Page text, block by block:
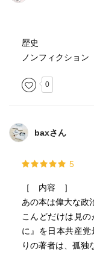
歴史
ノンフィクション
0
baxさん
5
［ 内容 ］
あの本は偉大な政
こんどだけは見
に』を日本共産
りの著者は、孤独